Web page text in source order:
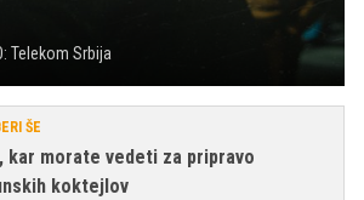
Telekom Srbija
ŠE
kar morate vedeti za pripravo
koktejlov